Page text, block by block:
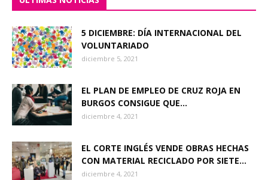
5 DICIEMBRE: DÍA INTERNACIONAL DEL
VOLUNTARIADO
diciembre 5, 2021
EL PLAN DE EMPLEO DE CRUZ ROJA EN
BURGOS CONSIGUE QUE...
diciembre 4, 2021
EL CORTE INGLÉS VENDE OBRAS HECHAS
CON MATERIAL RECICLADO POR SIETE...
diciembre 4, 2021